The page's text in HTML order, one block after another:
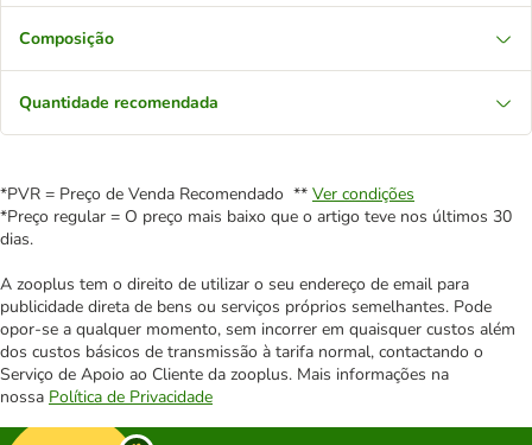
Composição
Quantidade recomendada
*PVR = Preço de Venda Recomendado ** Ver condições
*Preço regular = O preço mais baixo que o artigo teve nos últimos 30
dias.
A zooplus tem o direito de utilizar o seu endereço de email para
publicidade direta de bens ou serviços próprios semelhantes. Pode
opor-se a qualquer momento, sem incorrer em quaisquer custos além
dos custos básicos de transmissão à tarifa normal, contactando o
Serviço de Apoio ao Cliente da zooplus. Mais informações na
nossa Política de Privacidade